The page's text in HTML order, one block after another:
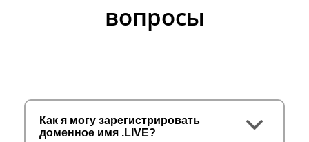
вопросы
Как я могу зарегистрировать
доменное имя .LIVE?